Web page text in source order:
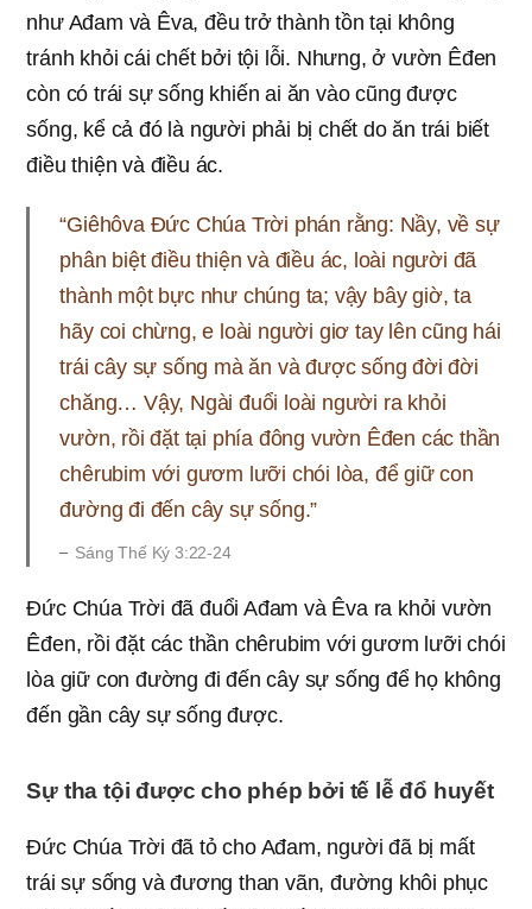
như Ađam và Êva, đều trở thành tồn tại không
tránh khỏi cái chết bởi tội lỗi. Nhưng, ở vườn Êđen
còn có trái sự sống khiến ai ăn vào cũng được
sống, kể cả đó là người phải bị chết do ăn trái biết
điều thiện và điều ác.
“Giêhôva Đức Chúa Trời phán rằng: Nầy, về sự
phân biệt điều thiện và điều ác, loài người đã
thành một bực như chúng ta; vậy bây giờ, ta
hãy coi chừng, e loài người giơ tay lên cũng hái
trái cây sự sống mà ăn và được sống đời đời
chăng… Vậy, Ngài đuổi loài người ra khỏi
vườn, rồi đặt tại phía đông vườn Êđen các thần
chêrubim với gươm lưỡi chói lòa, để giữ con
đường đi đến cây sự sống.”
Sáng Thế Ký 3:22-24
Đức Chúa Trời đã đuổi Ađam và Êva ra khỏi vườn
Êđen, rồi đặt các thần chêrubim với gươm lưỡi chói
lòa giữ con đường đi đến cây sự sống để họ không
đến gần cây sự sống được.
Sự tha tội được cho phép bởi tế lễ đổ huyết
Đức Chúa Trời đã tỏ cho Ađam, người đã bị mất
trái sự sống và đương than vãn, đường khôi phục